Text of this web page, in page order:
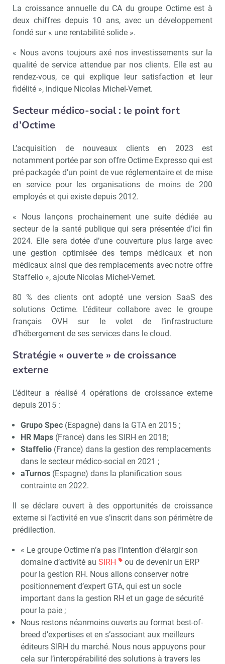
La croissance annuelle du CA du groupe Octime est à
deux chiffres depuis 10 ans, avec un développement
fondé sur « une rentabilité solide ».
« Nous avons toujours axé nos investissements sur la
qualité de service attendue par nos clients. Elle est au
rendez-vous, ce qui explique leur satisfaction et leur
fidélité », indique Nicolas Michel-Vernet.
Secteur médico-social : le point fort
d’Octime
L’acquisition de nouveaux clients en 2023 est
notamment portée par son offre Octime Expresso qui est
pré-packagée d’un point de vue réglementaire et de mise
en service pour les organisations de moins de 200
employés et qui existe depuis 2012.
« Nous lançons prochainement une suite dédiée au
secteur de la santé publique qui sera présentée d’ici fin
2024. Elle sera dotée d’une couverture plus large avec
une gestion optimisée des temps médicaux et non
médicaux ainsi que des remplacements avec notre offre
Staffelio », ajoute Nicolas Michel-Vernet.
80 % des clients ont adopté une version SaaS des
solutions Octime. L’éditeur collabore avec le groupe
français OVH sur le volet de l’infrastructure
d’hébergement de ses services dans le cloud.
Stratégie « ouverte » de croissance
externe
L’éditeur a réalisé 4 opérations de croissance externe
depuis 2015 :
Grupo Spec(Espagne) dans la GTA en 2015 ;
HR Maps(France) dans les SIRH en 2018;
Staffelio(France) dans la gestion des remplacements
dans le secteur médico-social en 2021 ;
aTurnos(Espagne) dans la planification sous
contrainte en 2022.
Il se déclare ouvert à des opportunités de croissance
externe si l’activité en vue s’inscrit dans son périmètre de
prédilection.
« Le groupe Octime n’a pas l’intention d’élargir son
domaine d’activité au SIRH
ou de devenir un ERP
pour la gestion RH. Nous allons conserver notre
positionnement d’expert GTA, qui est un socle
important dans la gestion RH et un gage de sécurité
pour la paie ;
Nous restons néanmoins ouverts au format best-of-
breed d’expertises et en s’associant aux meilleurs
éditeurs SIRH du marché. Nous nous appuyons pour
cela sur l’interopérabilité des solutions à travers les